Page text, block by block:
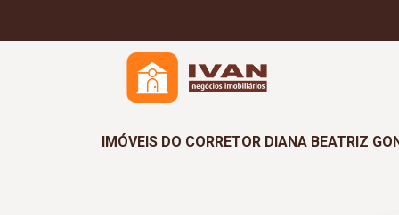
IMÓVEIS DO CORRETOR DIANA BEATRIZ